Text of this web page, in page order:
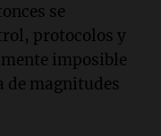
se
protocolos y
imposible
de magnitudes